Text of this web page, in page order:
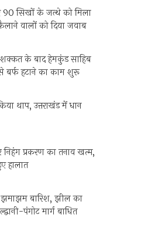
90 सिखों के जत्थे को मिला
वालों को दिया जवाब
के बाद हेमकुंड साहिब
बर्फ हटाने का काम शुरू
थाप, उत्तराखंड में धान
निहंग प्रकरण का तनाव खत्म,
हालात
झमाझम बारिश, झील का
पंगोट मार्ग बाधित